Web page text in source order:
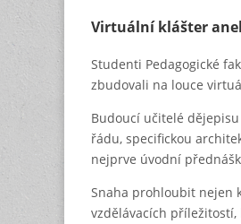
Virtuální klášter
Studenti Pedagogické
zbudovali na louce
Budoucí učitelé
řádu, specifickou
nejprve úvodní
Snaha prohloubit nejen
vzdělávacích